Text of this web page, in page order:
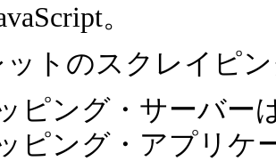
。
ットのスクレイピ
ピング・サーバー
ピング・アプリ